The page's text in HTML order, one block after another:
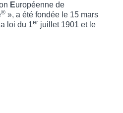
Européenne de
® », a été fondée le 15 mars
loi du 1er juillet 1901 et le